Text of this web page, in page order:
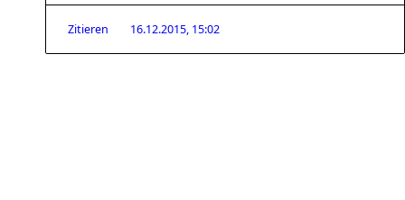
Zitieren 16.12.2015, 15:02